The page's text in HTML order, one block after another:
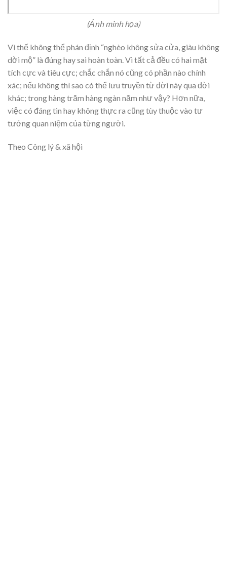
(Ảnh minh họa)
Vì thế không thể phán định “nghèo không sửa cửa, giàu không
dời mộ” là đúng hay sai hoàn toàn. Vì tất cả đều có hai mặt
tích cực và tiêu cực; chắc chắn nó cũng có phần nào chính
xác; nếu không thì sao có thể lưu truyền từ đời này qua đời
khác; trong hàng trăm hàng ngàn năm như vậy? Hơn nữa,
việc có đáng tin hay không thực ra cũng tùy thuộc vào tư
tưởng quan niệm của từng người.
Theo Công lý & xã hội